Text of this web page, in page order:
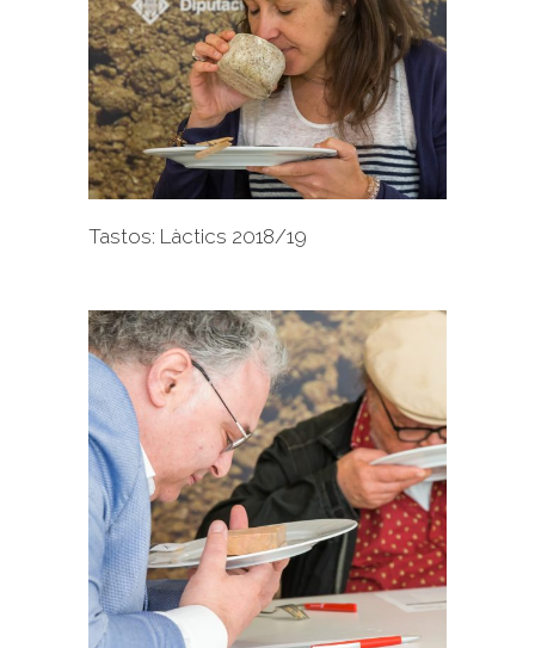
+
Tastos: Làctics 2018/19
+